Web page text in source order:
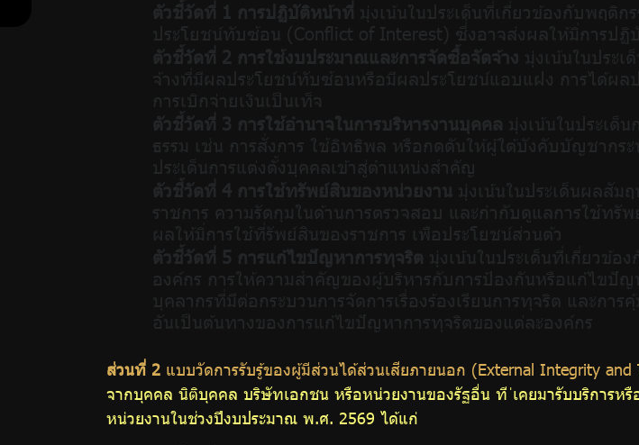
ป้องกัน
การ
ตัวชี้วัดที่ 1 การปฏิบัติหน้าที่
มุ่งเน้นในประเด็นที่่เกี่ยวข้องกับพฤติก
ประโยชน์ทับซ้อน (Conflict of Interest) ซึ่่งอาจส่งผลให้มิ่การปฏิ
ตัวชี้วัดที่ 2 การใช้งบประมาณและการจัดซื้อจัดจ้าง มุ่งเน้นในประ
จ้างที่มีผลประโยชน์ทับซ้อนหรือมีผลประโยชน์แอบแฝง การได้ผ
การเบิกจ่ายเงินเป็นเท็จ
ตัวชี้วัดที่ 3 การใช้อำนาจในการบริหารงานบุคคล
มุ่งเน้นในประเด็
ธรรม เช่น การสั่งการ ใช้อิทธิพล หรือกดดันให้ผู้ใต้บังคับบัญชากร
ประเด็นการแต่งตั้งบุคคลเข้าสู่ตำแหน่งสำคัญ
ตัวชี้วัดที่ 4 การใช้ทรัพย์สินของหน่วยงาน
มุ่งเน้นในประเด็นผลสั
ราชการ ความรัดกุมในด้านการตรวจสอบ และกำกับดูแลการใช้ท
ผลให้มิ่การใช้ที่รัพย์สินของราชการ เพือประโยชน์ส่วนต้ว
ตัวชี้วัดที่ 5 การแก้ไขปัญหาการทุจริต
มุ่งเน้นในประเด็นที่เกี่ยวข้อ
องค์กร การให้ความสำคัญของผู้บริหารกับการป้องกันหรือแก้ไขปัญ
บุคลากรที่มีต่อกระบวนการจัดการเรื่องร้องเรียนการทุจริต และก
อันเป็นต้นทางของการแก้ไขปัญหาการทุจริตของแต่ละองค์กร
ส่วนที่ 2 แบบวัดการรับรู้ของผู้มีส่วนได้ส่วนเสียภายนอก (External Integrity and
จากบุคคล นิติบุคคล บริษัทเอกชน หรือหน่วยงานของรัฐอื่น ที ่เคยมารับบริการห
หน่วยงานในช่วงปีงบประมาณ พ.ศ. 2569 ได้แก่